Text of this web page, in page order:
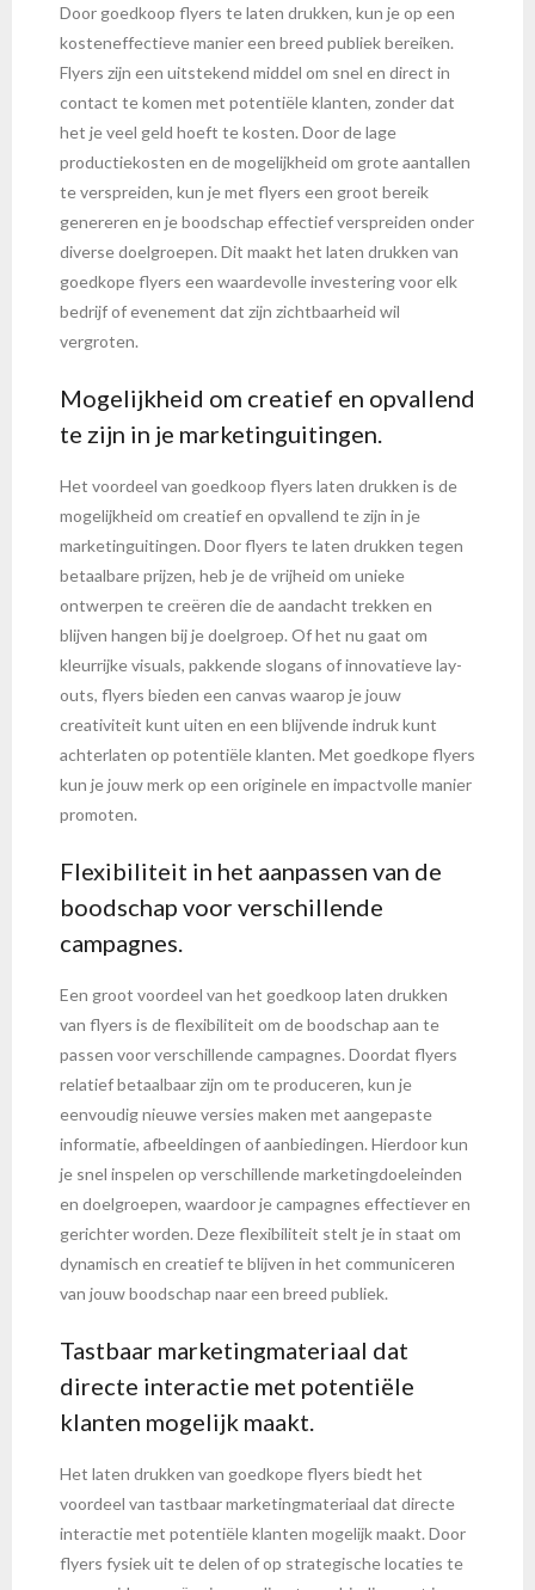
Door goedkoop flyers te laten drukken, kun je op een
kosteneffectieve manier een breed publiek bereiken.
Flyers zijn een uitstekend middel om snel en direct in
contact te komen met potentiële klanten, zonder dat
het je veel geld hoeft te kosten. Door de lage
productiekosten en de mogelijkheid om grote aantallen
te verspreiden, kun je met flyers een groot bereik
genereren en je boodschap effectief verspreiden onder
diverse doelgroepen. Dit maakt het laten drukken van
goedkope flyers een waardevolle investering voor elk
bedrijf of evenement dat zijn zichtbaarheid wil
vergroten.
Mogelijkheid om creatief en opvallend
te zijn in je marketinguitingen.
Het voordeel van goedkoop flyers laten drukken is de
mogelijkheid om creatief en opvallend te zijn in je
marketinguitingen. Door flyers te laten drukken tegen
betaalbare prijzen, heb je de vrijheid om unieke
ontwerpen te creëren die de aandacht trekken en
blijven hangen bij je doelgroep. Of het nu gaat om
kleurrijke visuals, pakkende slogans of innovatieve lay-
outs, flyers bieden een canvas waarop je jouw
creativiteit kunt uiten en een blijvende indruk kunt
achterlaten op potentiële klanten. Met goedkope flyers
kun je jouw merk op een originele en impactvolle manier
promoten.
Flexibiliteit in het aanpassen van de
boodschap voor verschillende
campagnes.
Een groot voordeel van het goedkoop laten drukken
van flyers is de flexibiliteit om de boodschap aan te
passen voor verschillende campagnes. Doordat flyers
relatief betaalbaar zijn om te produceren, kun je
eenvoudig nieuwe versies maken met aangepaste
informatie, afbeeldingen of aanbiedingen. Hierdoor kun
je snel inspelen op verschillende marketingdoeleinden
en doelgroepen, waardoor je campagnes effectiever en
gerichter worden. Deze flexibiliteit stelt je in staat om
dynamisch en creatief te blijven in het communiceren
van jouw boodschap naar een breed publiek.
Tastbaar marketingmateriaal dat
directe interactie met potentiële
klanten mogelijk maakt.
Het laten drukken van goedkope flyers biedt het
voordeel van tastbaar marketingmateriaal dat directe
interactie met potentiële klanten mogelijk maakt. Door
flyers fysiek uit te delen of op strategische locaties te